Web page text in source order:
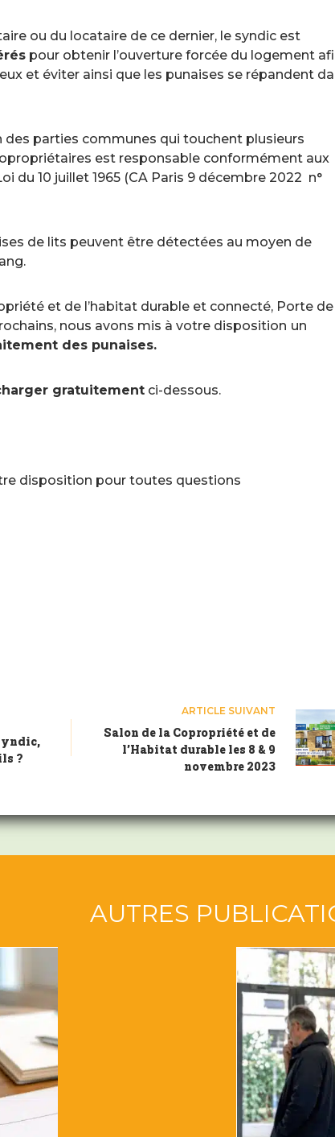
ou du locataire de ce dernier, le syndic est
pour obtenir l’ouverture forcée du logement
et éviter ainsi que les punaises se répandent
des parties communes qui touchent plusieurs
est responsable conformément aux
du 10 juillet 1965 (CA Paris 9 décembre 2022 n°
de lits peuvent être détectées au moyen de
et de l’habitat durable et connecté, Porte de
nous avons mis à votre disposition un
des punaises.
gratuitement ci-dessous.
disposition pour toutes questions
?
ARTICLESUIVANT
Salon de la Copropriété et de
l’Habitat durable les 8 & 9
novembre 2023
AUTRES